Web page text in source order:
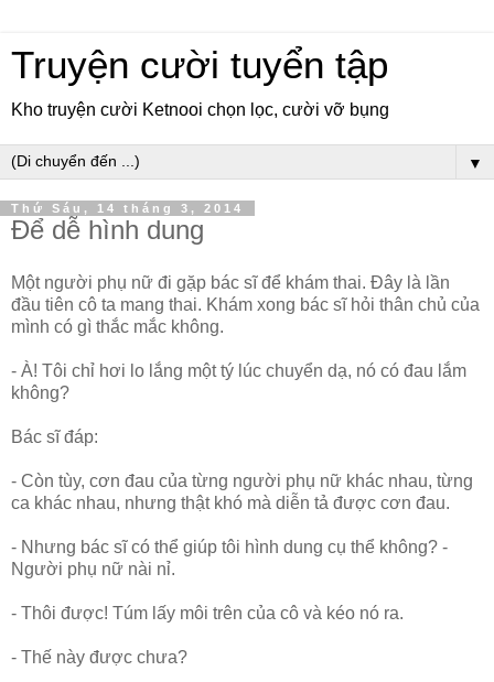
Truyện cười tuyển tập
Kho truyện cười Ketnooi chọn lọc, cười vỡ bụng
▼
Thứ Sáu, 14 tháng 3, 2014
Để dễ hình dung
Một người phụ nữ đi gặp bác sĩ để khám thai. Đây là lần
đầu tiên cô ta mang thai. Khám xong bác sĩ hỏi thân chủ của
mình có gì thắc mắc không.
- À! Tôi chỉ hơi lo lắng một tý lúc chuyển dạ, nó có đau lắm
không?
Bác sĩ đáp:
- Còn tùy, cơn đau của từng người phụ nữ khác nhau, từng
ca khác nhau, nhưng thật khó mà diễn tả được cơn đau.
- Nhưng bác sĩ có thể giúp tôi hình dung cụ thể không? -
Người phụ nữ nài nỉ.
- Thôi được! Túm lấy môi trên của cô và kéo nó ra.
- Thế này được chưa?